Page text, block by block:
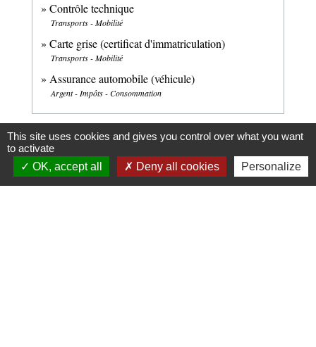
Contrôle technique
Transports - Mobilité
Carte grise (certificat d'immatriculation)
Transports - Mobilité
Assurance automobile (véhicule)
Argent - Impôts - Consommation
Signaler une erreur sur cette page
This site uses cookies and gives you control over what you want
to activate
OK, accept all
Deny all cookies Personalize